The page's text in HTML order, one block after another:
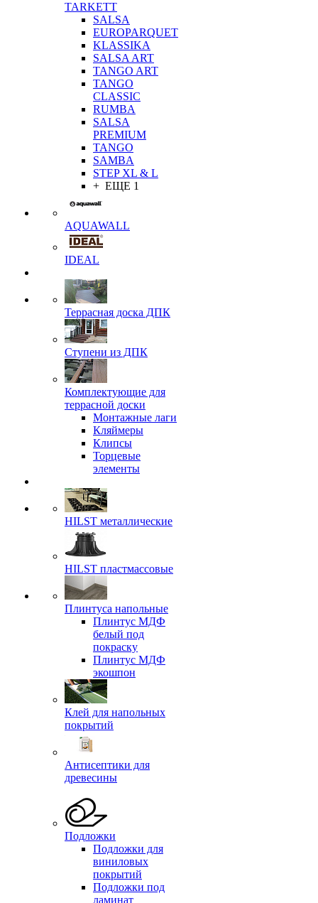
TARKETT
SALSA
EUROPARQUET
KLASSIKA
SALSA ART
TANGO ART
TANGO
CLASSIC
RUMBA
SALSA
PREMIUM
TANGO
SAMBA
STEP XL & L
+ ЕЩЕ 1
AQUAWALL
IDEAL
Террасная доска ДПК
Ступени из ДПК
Комплектующие для
террасной доски
Монтажные лаги
Кляймеры
Клипсы
Торцевые
элементы
HILST металлические
HILST пластмассовые
Плинтуса напольные
Плинтус МДФ
белый под
покраску
Плинтус МДФ
экошпон
Клей для напольных
покрытий
Антисептики для
древесины
Подложки
Подложки для
виниловых
покрытий
Подложки под
ламинат